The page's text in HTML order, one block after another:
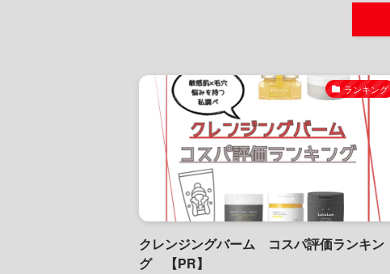
ランキング
クレンジングバーム コスパ評価ランキン
グ 【PR】